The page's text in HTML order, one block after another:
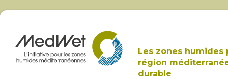
Les zones humides
région
durable